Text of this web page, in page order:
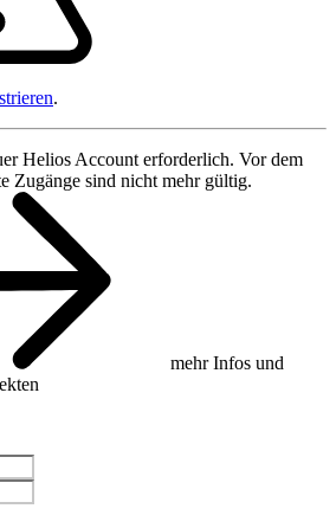
.
Helios Account erforderlich. Vor dem
Zugänge sind nicht mehr gültig.
mehr Infos und